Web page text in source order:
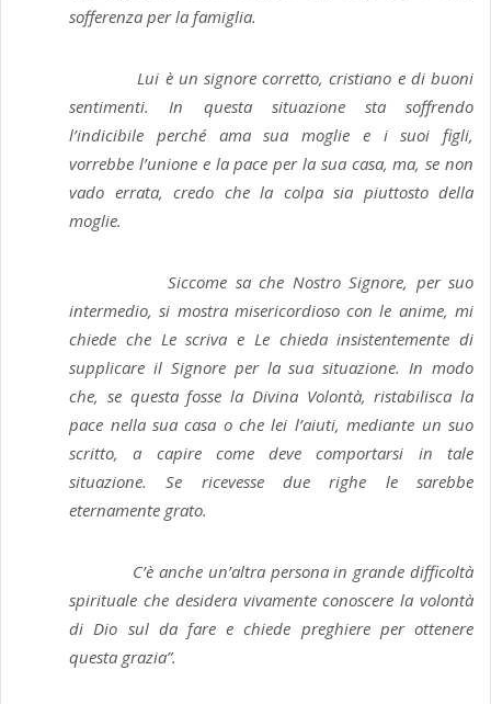
sofferenza per la famiglia.
Lui è un signore corretto, cristiano e di buoni
sentimenti. In questa situazione sta soffrendo
l’indicibile perché ama sua moglie e i suoi figli,
vorrebbe l’unione e la pace per la sua casa, ma, se non
vado errata, credo che la colpa sia piuttosto della
moglie.
Siccome sa che Nostro Signore, per suo
intermedio, si mostra misericordioso con le anime, mi
chiede che Le scriva e Le chieda insistentemente di
supplicare il Signore per la sua situazione. In modo
che, se questa fosse la Divina Volontà, ristabilisca la
pace nella sua casa o che lei l’aiuti, mediante un suo
scritto, a capire come deve comportarsi in tale
situazione. Se ricevesse due righe le sarebbe
eternamente grato.
C’è anche un’altra persona in grande difficoltà
spirituale che desidera vivamente conoscere la volontà
di Dio sul da fare e chiede preghiere per ottenere
questa grazia”.